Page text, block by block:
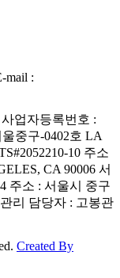
mail :
사업자등록번호 :
중구-0402호 LA
10 주소
CA 90006 서
주소 : 서울시 중구
리 담당자 : 고봉관
Created By